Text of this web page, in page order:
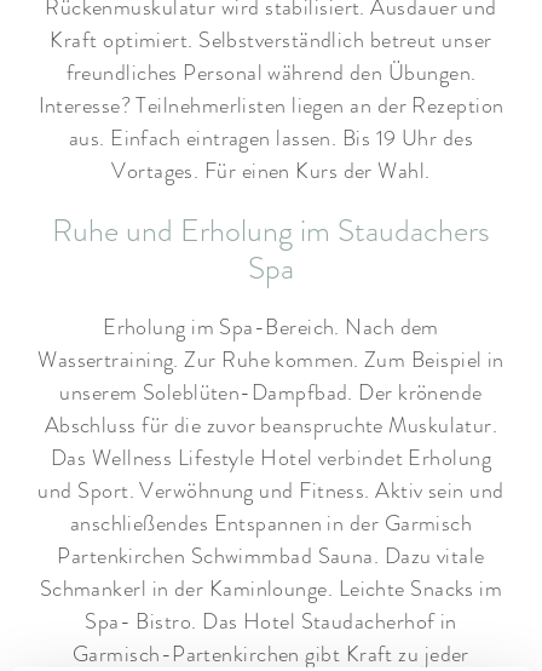
Rückenmuskulatur wird stabilisiert. Ausdauer und
Kraft optimiert. Selbstverständlich betreut unser
freundliches Personal während den Übungen.
Interesse? Teilnehmerlisten liegen an der Rezeption
aus. Einfach eintragen lassen. Bis 19 Uhr des
Vortages. Für einen Kurs der Wahl.
Ruhe und Erholung im Staudachers
Spa
Erholung im Spa-Bereich. Nach dem
Wassertraining. Zur Ruhe kommen. Zum Beispiel in
unserem Soleblüten-Dampfbad. Der krönende
Abschluss für die zuvor beanspruchte Muskulatur.
Das Wellness Lifestyle Hotel verbindet Erholung
und Sport. Verwöhnung und Fitness. Aktiv sein und
anschließendes Entspannen in der Garmisch
Partenkirchen Schwimmbad Sauna. Dazu vitale
Schmankerl in der Kaminlounge. Leichte Snacks im
Spa- Bistro. Das Hotel Staudacherhof in
Garmisch-Partenkirchen gibt Kraft zu jeder